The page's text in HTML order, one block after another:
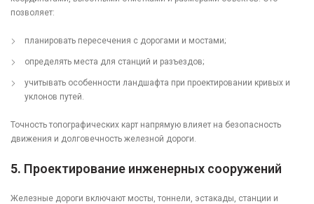
позволяет:
планировать пересечения с дорогами и мостами;
определять места для станций и разъездов;
учитывать особенности ландшафта при проектировании кривых и
уклонов путей.
Точность топографических карт напрямую влияет на безопасность
движения и долговечность железной дороги.
5. Проектирование инженерных сооружений
Железные дороги включают мосты, тоннели, эстакады, станции и